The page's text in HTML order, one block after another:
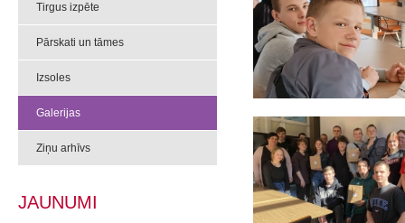
Tirgus izpēte
Pārskati un tāmes
Izsoles
Galerijas
Ziņu arhīvs
JAUNUMI